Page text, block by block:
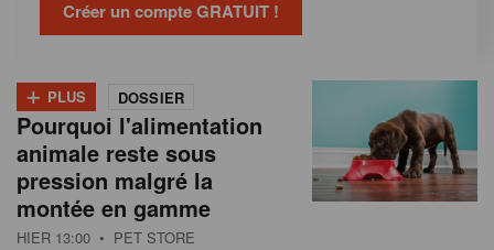
Créer un compte GRATUIT !
+ PLUS DOSSIER
Pourquoi l'alimentation
animale reste sous
pression malgré la
montée en gamme
HIER 13:00 • PET STORE